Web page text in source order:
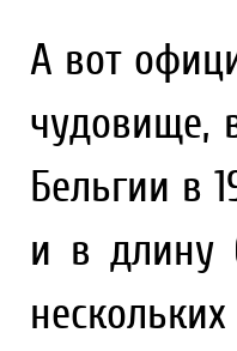
А вот
чудовище,
Бельгии в
и в длину